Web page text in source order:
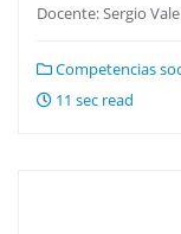
Docente: Sergio
Competencias
11 sec read